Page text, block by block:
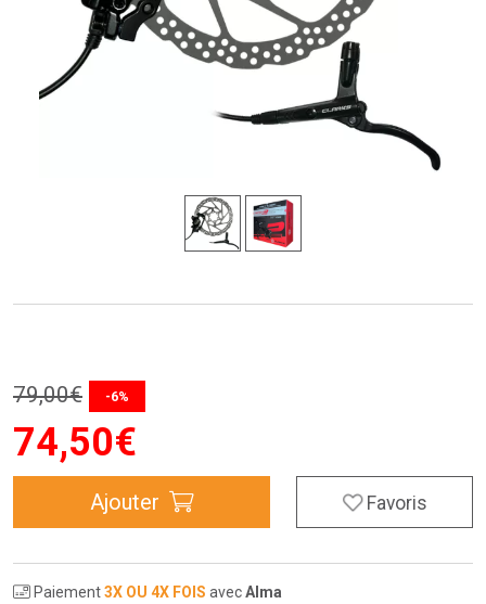
79,00€ -6%
74,50€
Ajouter Favoris
Paiement3X OU 4X FOIS avecAlma